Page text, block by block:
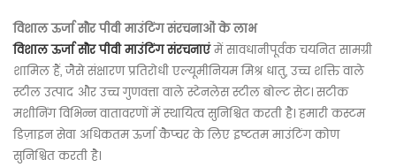
विशाल ऊर्जा सौर पीवी माउंटिंग संरचनाओं के लाभ
विशाल ऊर्जा सौर पीवी माउंटिंग संरचनाएंमें सावधानीपूर्वक चयनित सामग्री
शामिल हैं, जैसे संक्षारण प्रतिरोधी एल्यूमीनियम मिश्र धातु, उच्च शक्ति वाले
स्टील उत्पाद और उच्च गुणवत्ता वाले स्टेनलेस स्टील बोल्ट सेट। सटीक
मशीनिंग विभिन्न वातावरणों में स्थायित्व सुनिश्चित करती है। हमारी कस्टम
डिज़ाइन सेवा अधिकतम ऊर्जा कैप्चर के लिए इष्टतम माउंटिंग कोण
सुनिश्चित करती है।